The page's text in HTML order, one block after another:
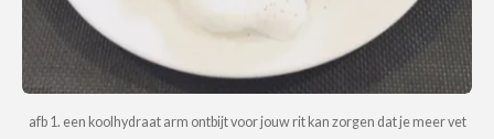
afb 1. een koolhydraat arm ontbijt voor jouw rit kan zorgen dat je meer vet